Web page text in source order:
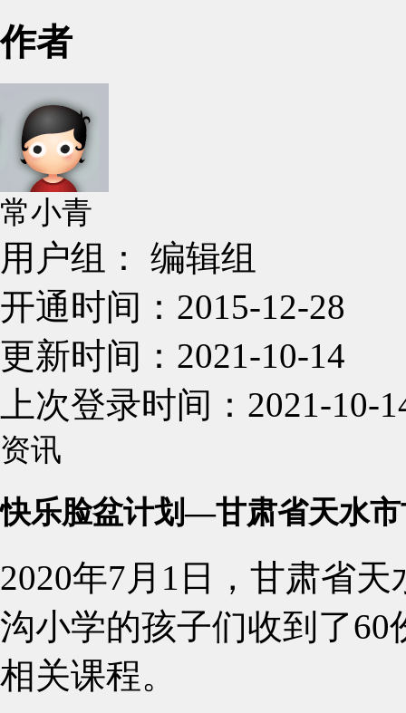
作者
常小青
用户组： 编辑组
开通时间：2015-12-28
更新时间：2021-10-14
上次登录时间：2021-10-
资讯
快乐脸盆计划—甘肃省天水
2020年7月1日，甘肃省
沟小学的孩子们收到了
相关课程。